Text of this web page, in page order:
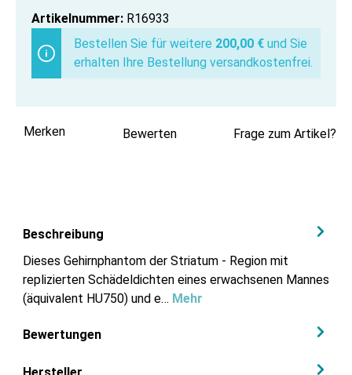
Artikelnummer: R16933
Bestellen Sie für weitere 200,00 € und Sie
erhalten Ihre Bestellung versandkostenfrei.
Merken Bewerten Frage zum Artikel?
Beschreibung
Dieses Gehirnphantom der Striatum - Region mit
replizierten Schädeldichten eines erwachsenen Mannes
(äquivalent HU750) und e… Mehr
Bewertungen
Hersteller